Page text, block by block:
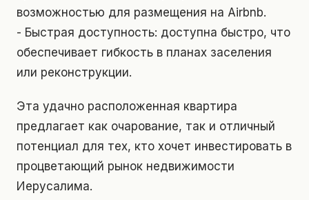
возможностью для размещения на Airbnb.
- Быстрая доступность: доступна быстро, что
обеспечивает гибкость в планах заселения
или реконструкции.
Эта удачно расположенная квартира
предлагает как очарование, так и отличный
потенциал для тех, кто хочет инвестировать в
процветающий рынок недвижимости
Иерусалима.